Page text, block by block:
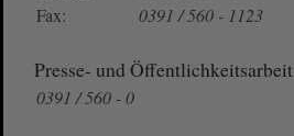
Fax:
0391 / 560 - 1123
Presse- und Öffentlichkeitsarbeit
0391 / 560 - 0